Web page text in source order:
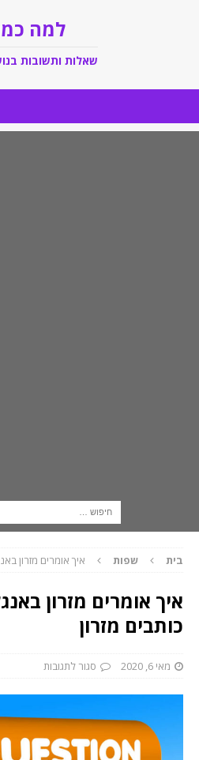
למה
שאלות ותשובות
בית שפות איך אומרים מזרון
איך אומרים מזרון
כותבים מזרון
מאי 6, 2020 סגור לתגובות